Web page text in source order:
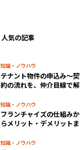
人気の記事
知識・ノウハウ
テナント物件の申込み～契
約の流れを、仲介目線で解
知識・ノウハウ
フランチャイズの仕組みか
らメリット・デメリットま
知識・ノウハウ